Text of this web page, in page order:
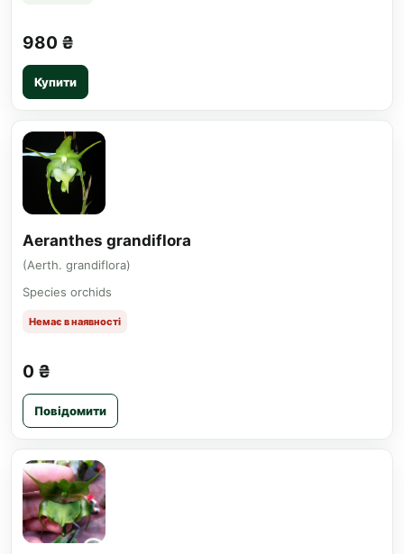
980 ₴
Купити
Aeranthes grandiflora
(Aerth. grandiflora)
Species orchids
Немає в наявності
0 ₴
Повідомити